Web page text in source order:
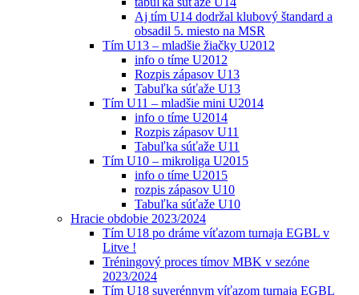
Aj tím U14 dodržal klubový štandard a
obsadil 5. miesto na MSR
Tím U13 – mladšie žiačky U2012
info o tíme U2012
Rozpis zápasov U13
Tabuľka súťaže U13
Tím U11 – mladšie mini U2014
info o tíme U2014
Rozpis zápasov U11
Tabuľka súťaže U11
Tím U10 – mikroliga U2015
info o tíme U2015
rozpis zápasov U10
Tabuľka súťaže U10
Hracie obdobie 2023/2024
Tím U18 po dráme víťazom turnaja EGBL v
Litve !
Tréningový proces tímov MBK v sezóne
2023/2024
Tím U18 suverénnym víťazom turnaja EGBL